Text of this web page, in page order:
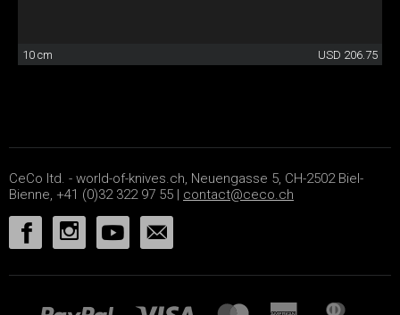
10 cm USD 206.75
CeCo ltd. - world-of-knives.ch, Neuengasse 5, CH-2502 Biel-
Bienne, +41 (0)32 322 97 55 | contact@ceco.ch